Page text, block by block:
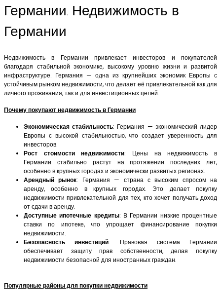
Германии. Недвижимость в
Германии
Недвижимость в Германии привлекает инвесторов и покупателей
благодаря стабильной экономике, высокому уровню жизни и развитой
инфраструктуре. Германия — одна из крупнейших экономик Европы с
устойчивым рынком недвижимости, что делает её привлекательной как для
личного проживания, так и для инвестиционных целей.
Почему покупают недвижимость в Германии
Экономическая стабильность: Германия — экономический лидер
Европы с высокой стабильностью, что создает уверенность для
инвесторов.
Рост стоимости недвижимости: Цены на недвижимость в
Германии стабильно растут на протяжении последних лет,
особенно в крупных городах и экономически развитых регионах.
Арендный рынок: Германия — страна с высоким спросом на
аренду, особенно в крупных городах. Это делает покупку
недвижимости привлекательной для тех, кто хочет получать доход
от сдачи в аренду.
Доступные ипотечные кредиты: В Германии низкие процентные
ставки по ипотеке, что упрощает финансирование покупки
недвижимости.
Безопасность инвестиций: Правовая система Германии
обеспечивает защиту прав собственности, делая покупку
недвижимости безопасной для иностранных граждан.
Популярные районы для покупки недвижимости